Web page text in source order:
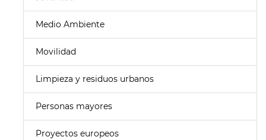
Medio Ambiente
Movilidad
Limpieza y residuos urbanos
Personas mayores
Proyectos europeos